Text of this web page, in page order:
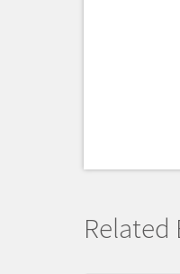
Related